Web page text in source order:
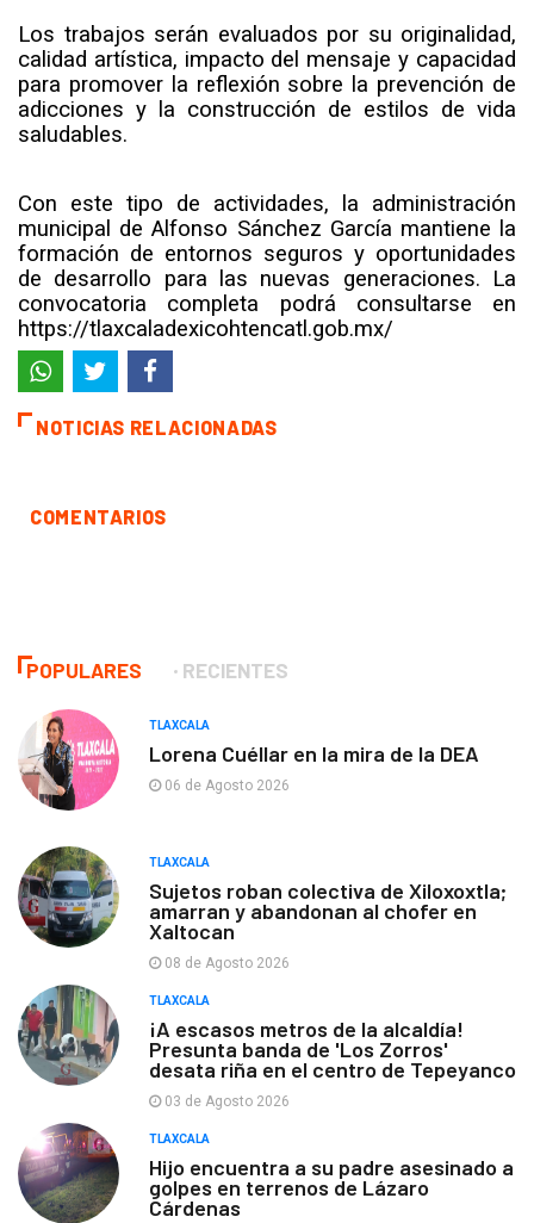
Los trabajos serán evaluados por su originalidad,
calidad artística, impacto del mensaje y capacidad
para promover la reflexión sobre la prevención de
adicciones y la construcción de estilos de vida
saludables.
Con este tipo de actividades, la administración
municipal de Alfonso Sánchez García mantiene la
formación de entornos seguros y oportunidades
de desarrollo para las nuevas generaciones. La
convocatoria completa podrá consultarse en
https://tlaxcaladexicohtencatl.gob.mx/
NOTICIAS RELACIONADAS
COMENTARIOS
POPULARES RECIENTES
TLAXCALA
Lorena Cuéllar en la mira de la DEA
06 de Agosto 2026
TLAXCALA
Sujetos roban colectiva de Xiloxoxtla;
amarran y abandonan al chofer en
Xaltocan
08 de Agosto 2026
TLAXCALA
¡A escasos metros de la alcaldía!
Presunta banda de 'Los Zorros'
desata riña en el centro de Tepeyanco
03 de Agosto 2026
TLAXCALA
Hijo encuentra a su padre asesinado a
golpes en terrenos de Lázaro
Cárdenas